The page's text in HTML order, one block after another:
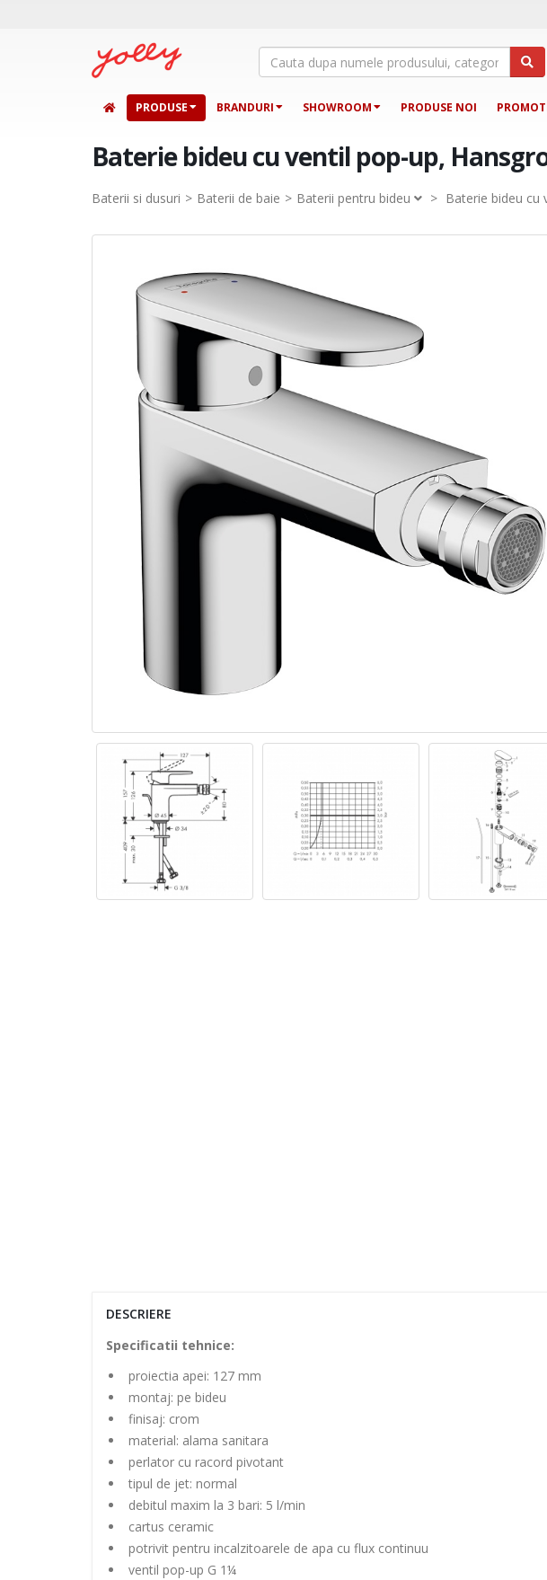
PRODUSE BRANDURI SHOWROOM PRODUSE NOI
Baterie bideu cu ventil pop-up,
Baterii si dusuri Baterii de baie Baterii pentru bideu > Baterie bideu cu
DESCRIERE
Specificatii tehnice:
proiectia apei: 127 mm
montaj: pe bideu
finisaj: crom
material: alama sanitara
perlator cu racord pivotant
tipul de jet: normal
debitul maxim la 3 bari: 5 l/min
cartus ceramic
potrivit pentru incalzitoarele de apa cu flux continuu
ventil pop-up G 1¼